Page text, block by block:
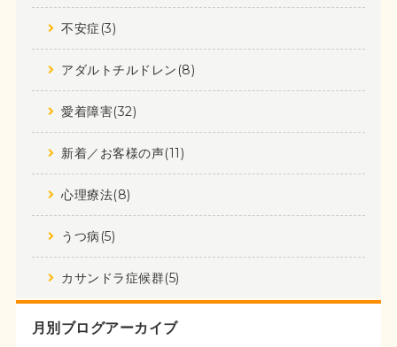
不安症(3)
アダルトチルドレン(8)
愛着障害(32)
新着／お客様の声(11)
心理療法(8)
うつ病(5)
カサンドラ症候群(5)
月別ブログアーカイブ